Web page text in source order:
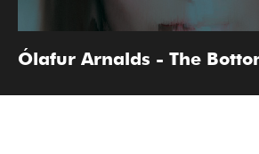
Ólafur Arnalds - The